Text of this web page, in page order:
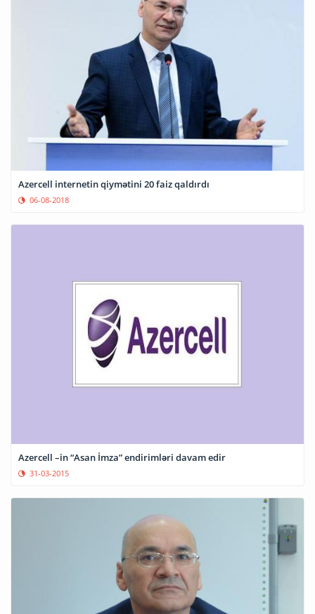
Azercell internetin qiymətini 20 faiz qaldırdı
06-08-2018
Azercell –in “Asan İmza” endirimləri davam edir
31-03-2015